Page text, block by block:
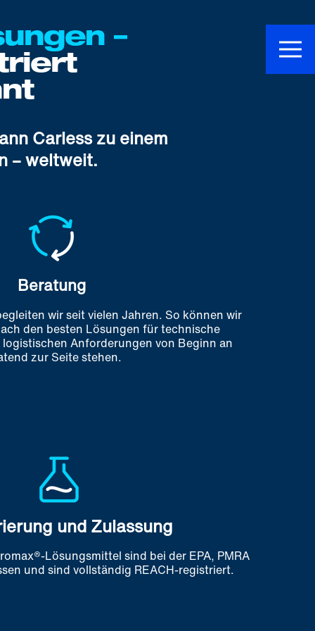
–
Carless zu einem
– weltweit.
Beratung
wir seit vielen Jahren. So können wir
den besten Lösungen für technische
Anforderungen von Beginn an
zur Seite stehen.
und Zulassung
Lösungsmittel sind bei der EPA, PMRA
und sind vollständig REACH-registriert.